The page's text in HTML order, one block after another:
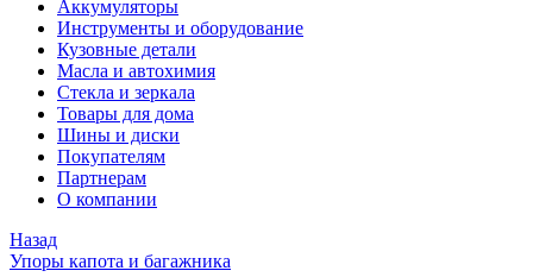
Аккумуляторы
Инструменты и оборудование
Кузовные детали
Масла и автохимия
Стекла и зеркала
Товары для дома
Шины и диски
Покупателям
Партнерам
О компании
Назад
Упоры капота и багажника